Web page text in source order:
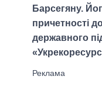
Барсегяну.
причетності
державного